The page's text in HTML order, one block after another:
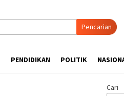
Pencarian
PENDIDIKAN POLITIK
Cari